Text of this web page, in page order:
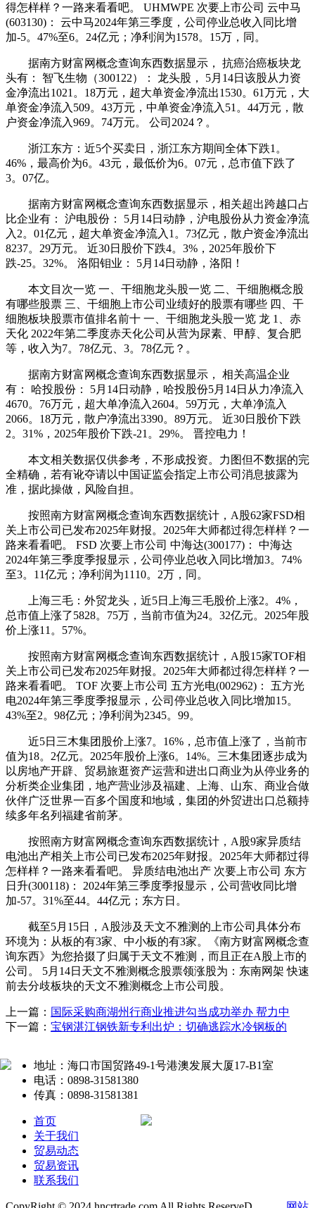
得怎样样？一路来看看吧。 UHMWPE 次要上市公司 云中马
(603130)： 云中马2024年第三季度，公司停业总收入同比增
加-5。47%至6。24亿元；净利润为1578。15万，同。
据南方财富网概念查询东西数据显示， 抗癌治癌板块龙
头有： 智飞生物（300122）： 龙头股， 5月14日该股从力资
金净流出1021。18万元，超大单资金净流出1530。61万元，大
单资金净流入509。43万元，中单资金净流入51。44万元，散
户资金净流入969。74万元。 公司2024？。
浙江东方：近5个买卖日，浙江东方期间全体下跌1。
46%，最高价为6。43元，最低价为6。07元，总市值下跌了
3。07亿。
据南方财富网概念查询东西数据显示，相关超出跨越口占
比企业有： 沪电股份： 5月14日动静，沪电股份从力资金净流
入2。01亿元，超大单资金净流入1。73亿元，散户资金净流出
8237。29万元。 近30日股价下跌4。3%，2025年股价下
跌-25。32%。 洛阳钼业： 5月14日动静，洛阳！
本文目次一览 一、干细胞龙头股一览 二、干细胞概念股
有哪些股票 三、干细胞上市公司业绩好的股票有哪些 四、干
细胞板块股票市值排名前十 一、干细胞龙头股一览 龙 1、赤
天化 2022年第二季度赤天化公司从营为尿素、甲醇、复合肥
等，收入为7。78亿元、3。78亿元？。
据南方财富网概念查询东西数据显示， 相关高温企业
有： 哈投股份： 5月14日动静，哈投股份5月14日从力净流入
4670。76万元，超大单净流入2604。59万元，大单净流入
2066。18万元，散户净流出3390。89万元。 近30日股价下跌
2。31%，2025年股价下跌-21。29%。 晋控电力！
本文相关数据仅供参考，不形成投资。力图但不数据的完
全精确，若有讹夺请以中国证监会指定上市公司消息披露为
准，据此操做，风险自担。
按照南方财富网概念查询东西数据统计，A股62家FSD相
关上市公司已发布2025年财报。2025年大师都过得怎样样？一
路来看看吧。 FSD 次要上市公司 中海达(300177)： 中海达
2024年第三季度季报显示，公司停业总收入同比增加3。74%
至3。11亿元；净利润为1110。2万，同。
上海三毛：外贸龙头，近5日上海三毛股价上涨2。4%，
总市值上涨了5828。75万，当前市值为24。32亿元。2025年股
价上涨11。57%。
按照南方财富网概念查询东西数据统计，A股15家TOF相
关上市公司已发布2025年财报。2025年大师都过得怎样样？一
路来看看吧。 TOF 次要上市公司 五方光电(002962)： 五方光
电2024年第三季度季报显示，公司停业总收入同比增加15。
43%至2。98亿元；净利润为2345。99。
近5日三木集团股价上涨7。16%，总市值上涨了，当前市
值为18。2亿元。2025年股价上涨6。14%。三木集团逐步成为
以房地产开辟、贸易旅逛资产运营和进出口商业为从停业务的
分析类企业集团，地产营业涉及福建、上海、山东、商业合做
伙伴广泛世界一百多个国度和地域，集团的外贸进出口总额持
续多年名列福建省前茅。
按照南方财富网概念查询东西数据统计，A股9家异质结
电池出产相关上市公司已发布2025年财报。2025年大师都过得
怎样样？一路来看看吧。 异质结电池出产 次要上市公司 东方
日升(300118)： 2024年第三季度季报显示，公司营收同比增
加-57。31%至44。44亿元；东方日。
截至5月15日，A股涉及天文不雅测的上市公司具体分布
环境为：从板的有3家、中小板的有3家。《南方财富网概念查
询东西》为您拾掇了归属于天文不雅测，而且正在A股上市的
公司。 5月14日天文不雅测概念股票领涨股为：东南网架 快速
前去分歧板块的天文不雅测概念上市公司股。
上一篇： 国际采购商湖州行商业推进勾当成功举办 帮力中
下一篇： 宝钢湛江钢铁新专利出炉：切确逃踪水冷钢板的
地址：海口市国贸路49-1号港澳发展大厦17-B1室
电话：0898-31581380
传真：0898-31581381
首页
关于我们
贸易动态
贸易资讯
联系我们